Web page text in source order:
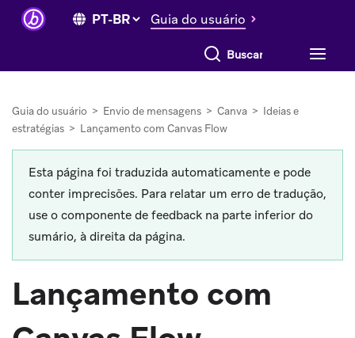
Guia do usuário
Buscar tudo
Guia do usuário > Envio de mensagens > Canva > Ideias e
estratégias > Lançamento com Canvas Flow
Esta página foi traduzida automaticamente e pode
conter imprecisões. Para relatar um erro de tradução,
use o componente de feedback na parte inferior do
sumário, à direita da página.
Lançamento com